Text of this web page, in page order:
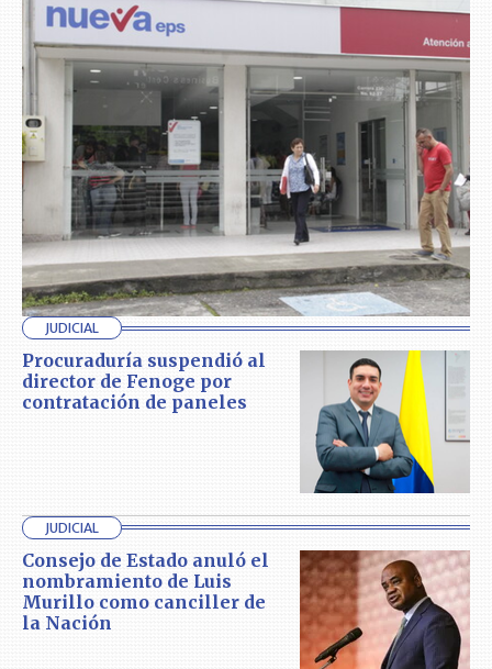
JUDICIAL
Procuraduría suspendió al
director de Fenoge por
contratación de paneles
JUDICIAL
Consejo de Estado anuló el
nombramiento de Luis
Murillo como canciller de
la Nación